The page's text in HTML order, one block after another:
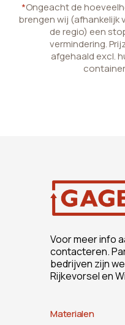
*Ongeacht de
brengen wij (afhankelijk
de regio) een
vermindering.
afgehaald excl.
Voor meer info
contacteren.
bedrijven zijn
Rijkevorsel en
Materialen